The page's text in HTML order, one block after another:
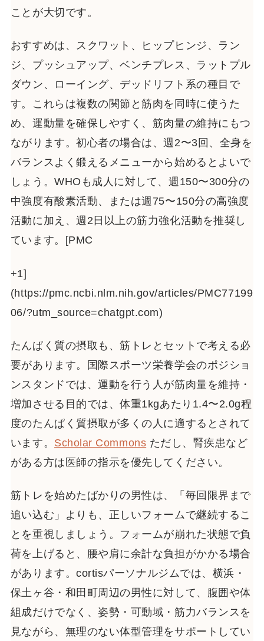
ことが大切です。
おすすめは、スクワット、ヒップヒンジ、ラン
ジ、プッシュアップ、ベンチプレス、ラットプル
ダウン、ローイング、デッドリフト系の種目で
す。これらは複数の関節と筋肉を同時に使うた
め、運動量を確保しやすく、筋肉量の維持にもつ
ながります。初心者の場合は、週2〜3回、全身を
バランスよく鍛えるメニューから始めるとよいで
しょう。WHOも成人に対して、週150〜300分の
中強度有酸素活動、または週75〜150分の高強度
活動に加え、週2日以上の筋力強化活動を推奨し
ています。[PMC
+1]
(https://pmc.ncbi.nlm.nih.gov/articles/PMC77199
06/?utm_source=chatgpt.com)
たんぱく質の摂取も、筋トレとセットで考える必
要があります。国際スポーツ栄養学会のポジショ
ンスタンドでは、運動を行う人が筋肉量を維持・
増加させる目的では、体重1kgあたり1.4〜2.0g程
度のたんぱく質摂取が多くの人に適するとされて
います。 Scholar Commons ただし、腎疾患など
がある方は医師の指示を優先してください。
筋トレを始めたばかりの男性は、「毎回限界まで
追い込む」よりも、正しいフォームで継続するこ
とを重視しましょう。フォームが崩れた状態で負
荷を上げると、腰や肩に余計な負担がかかる場合
があります。cortisパーソナルジムでは、横浜・
保土ヶ谷・和田町周辺の男性に対して、腹囲や体
組成だけでなく、姿勢・可動域・筋力バランスを
見ながら、無理のない体型管理をサポートしてい